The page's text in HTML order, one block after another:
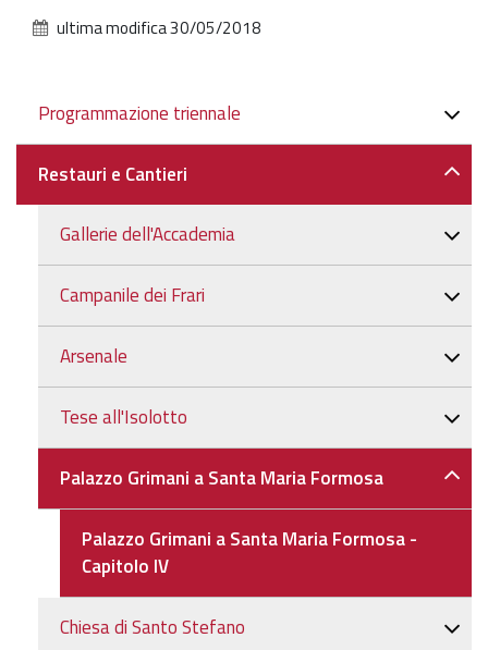
ultima modifica30/05/2018
Navigazione
Programmazione triennale
Restauri e Cantieri
Gallerie dell'Accademia
Campanile dei Frari
Arsenale
Tese all'Isolotto
Palazzo Grimani a Santa Maria Formosa
Palazzo Grimani a Santa Maria Formosa -
Capitolo IV
Chiesa di Santo Stefano